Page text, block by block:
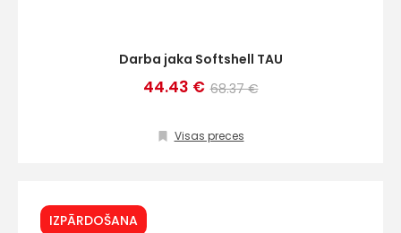
Darba jaka Softshell TAU
44.43 € 68.37 €
Visas preces
IZPĀRDOŠANA